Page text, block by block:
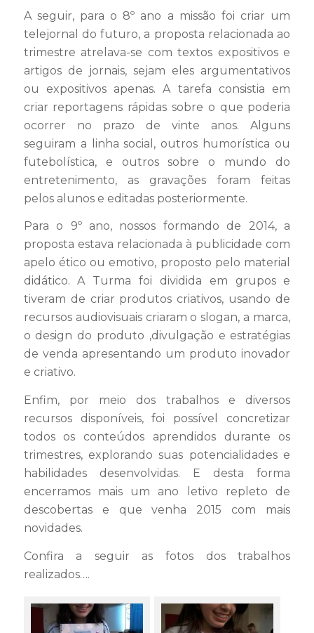
A seguir, para o 8º ano a missão foi criar um
telejornal do futuro, a proposta relacionada ao
trimestre atrelava-se com textos expositivos e
artigos de jornais, sejam eles argumentativos
ou expositivos apenas. A tarefa consistia em
criar reportagens rápidas sobre o que poderia
ocorrer no prazo de vinte anos. Alguns
seguiram a linha social, outros humorística ou
futebolística, e outros sobre o mundo do
entretenimento, as gravações foram feitas
pelos alunos e editadas posteriormente.
Para o 9º ano, nossos formando de 2014, a
proposta estava relacionada à publicidade com
apelo ético ou emotivo, proposto pelo material
didático. A Turma foi dividida em grupos e
tiveram de criar produtos criativos, usando de
recursos audiovisuais criaram o slogan, a marca,
o design do produto ,divulgação e estratégias
de venda apresentando um produto inovador
e criativo.
Enfim, por meio dos trabalhos e diversos
recursos disponíveis, foi possível concretizar
todos os conteúdos aprendidos durante os
trimestres, explorando suas potencialidades e
habilidades desenvolvidas. E desta forma
encerramos mais um ano letivo repleto de
descobertas e que venha 2015 com mais
novidades.
Confira a seguir as fotos dos trabalhos
realizados….